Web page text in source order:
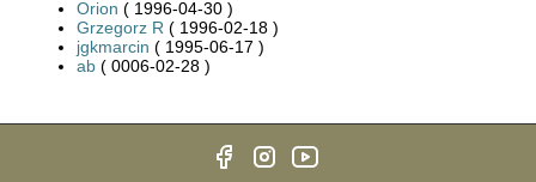
Orion ( 1996-04-30 )
Grzegorz R ( 1996-02-18 )
jgkmarcin ( 1995-06-17 )
ab ( 0006-02-28 )